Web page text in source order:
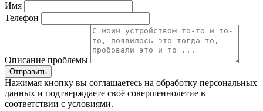
Имя
Телефон
Описание проблемы
Нажимая кнопку вы соглашаетесь на обработку персональных
данных и подтверждаете своё совершеннолетие в
соответствии с условиями.